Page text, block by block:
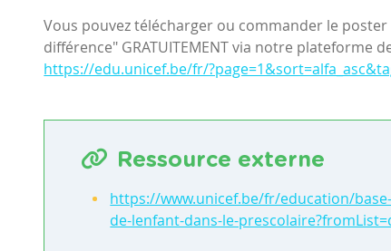
Vous pouvez télécharger ou commander le poster
différence" GRATUITEMENT via notre plateforme
https://edu.unicef.be/fr/
Ressource externe
https://www.unicef.be/fr/education/
de-lenfant-dans-le-